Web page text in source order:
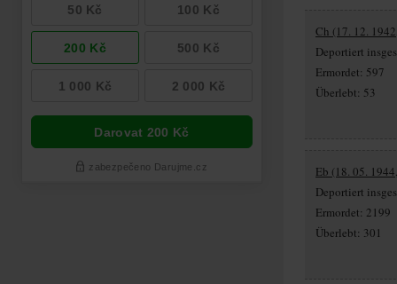
Ch (17. 12.
Deportiert
Ermordet: 597
Überlebt: 53
Eb (18. 05.
Deportiert
Ermordet: 2199
Überlebt: 301